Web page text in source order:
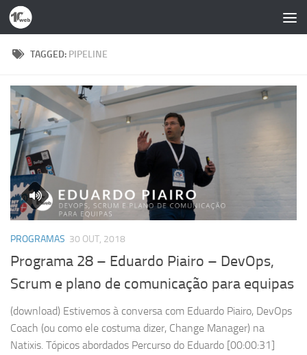
Skip to content
TAGGED: PIPELINE
PROGRAMAS 30 OUT, 2018
Programa 28 – Eduardo Piairo – DevOps,
Scrum e plano de comunicação para equipas
(download) Estivemos à conversa com Eduardo Piairo, DevOps
Coach (ou como ele costuma dizer, Change Manager) na
Natixis. Tópicos abordados Percurso do Eduardo [00:00:31]